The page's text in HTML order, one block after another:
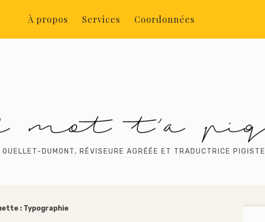
À propos Services Coordonnées
DUMONT, RÉVISEURE AGRÉÉE ET TRADUCTRICE PIGISTE
: Typographie